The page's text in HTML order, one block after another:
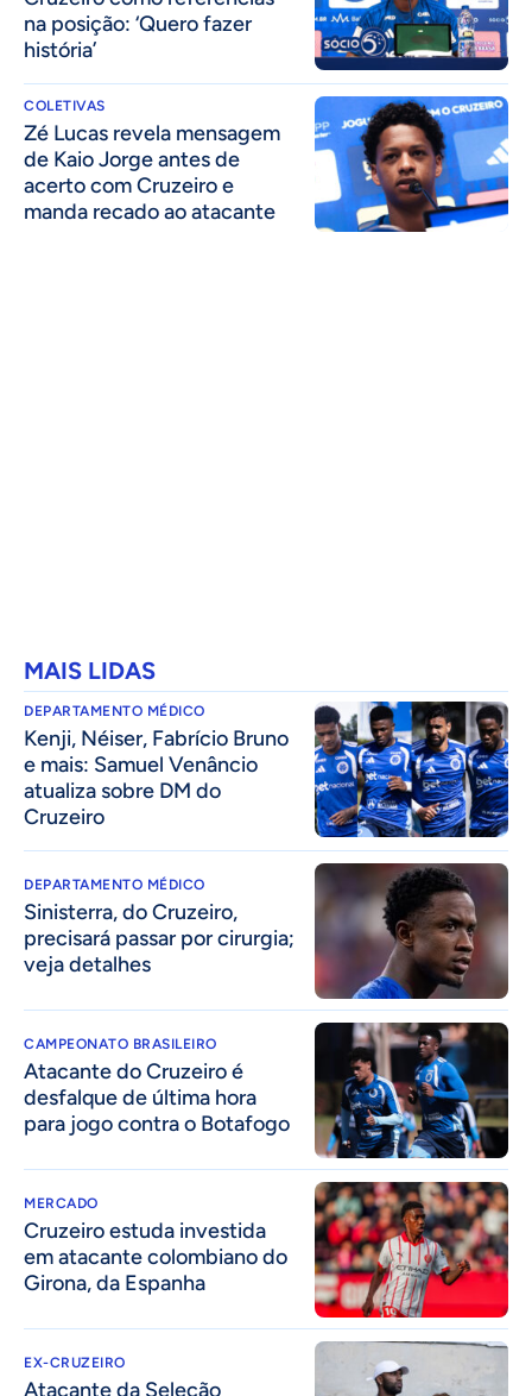
na posição: ‘Quero fazer
história’
COLETIVAS
Zé Lucas revela mensagem
de Kaio Jorge antes de
acerto com Cruzeiro e
manda recado ao atacante
MAIS LIDAS
DEPARTAMENTO MÉDICO
Kenji, Néiser, Fabrício Bruno
e mais: Samuel Venâncio
atualiza sobre DM do
Cruzeiro
DEPARTAMENTO MÉDICO
Sinisterra, do Cruzeiro,
precisará passar por cirurgia;
veja detalhes
CAMPEONATO BRASILEIRO
Atacante do Cruzeiro é
desfalque de última hora
para jogo contra o Botafogo
MERCADO
Cruzeiro estuda investida
em atacante colombiano do
Girona, da Espanha
EX-CRUZEIRO
Atacante da Seleção